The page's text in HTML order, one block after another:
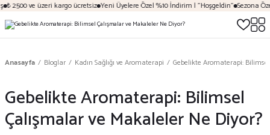
ve üzeri kargo ücretsiz Yeni Üyelere Özel %10 İndirim | "Hoşgeldin" Sezona Özel
Anasayfa Bloglar Kadın Sağlığı ve Aromaterapi Gebelikte Aromaterapi:
Gebelikte Aromaterapi: Bilimsel
Çalışmalar ve Makaleler Ne Diyor?